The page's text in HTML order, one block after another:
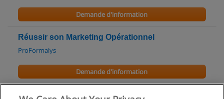
Demande d'information
Réussir son Marketing Opérationnel
ProFormalys
Demande d'information
Master 2 / MBA Management International